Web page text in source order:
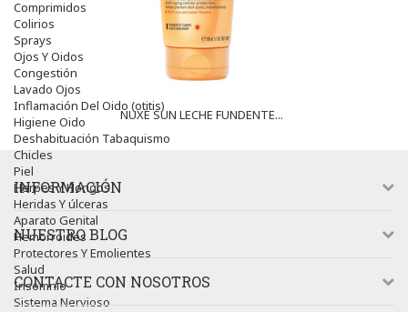
Comprimidos
Colirios
Sprays
Ojos Y Oidos
Congestión
Lavado Ojos
Inflamación Del Oido (otitis)
Higiene Oido
Deshabituación Tabaquismo
Chicles
Piel
Herpes Y Hongos
Heridas Y úlceras
Aparato Genital
Hemorroides
Protectores Y Emolientes
Salud
Insomnio
Sistema Nervioso
NUXE SUN LECHE FUNDENTE...
INFORMACIÓN
NUESTRO BLOG
CONTACTE CON NOSOTROS